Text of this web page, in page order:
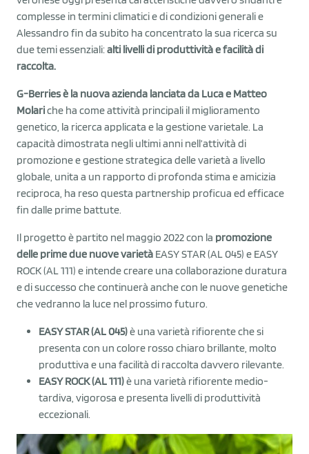
complesse in termini climatici e di condizioni generali e
Alessandro fin da subito ha concentrato la sua ricerca su
due temi essenziali:alti livelli di produttività e facilità di
raccolta.
G-Berries è la nuova azienda lanciata da Luca e Matteo
Molariche ha come attività principali il miglioramento
genetico, la ricerca applicata e la gestione varietale. La
capacità dimostrata negli ultimi anni nell’attività di
promozione e gestione strategica delle varietà a livello
globale, unita a un rapporto di profonda stima e amicizia
reciproca, ha reso questa partnership proficua ed efficace
fin dalle prime battute.
Il progetto è partito nel maggio 2022 con la promozione
delle prime due nuove varietà EASY STAR (AL 045) e EASY
ROCK (AL 111) e intende creare una collaborazione duratura
e di successo che continuerà anche con le nuove genetiche
che vedranno la luce nel prossimo futuro.
EASY STAR (AL 045)è una varietà rifiorente che si
presenta con un colore rosso chiaro brillante, molto
produttiva e una facilità di raccolta davvero rilevante.
EASY ROCK (AL 111)è una varietà rifiorente medio-
tardiva, vigorosa e presenta livelli di produttività
eccezionali.